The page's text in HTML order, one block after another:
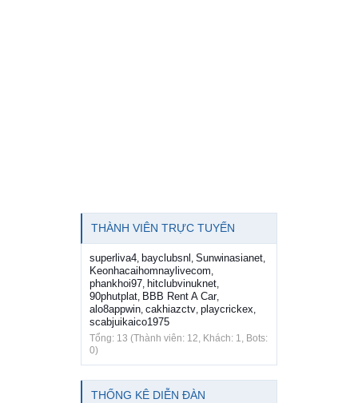
THÀNH VIÊN TRỰC TUYẾN
superliva4, bayclubsnl , Sunwinasianet,
Keonhacaihomnaylivecom,
phankhoi97, hitclubvinuknet,
90phutplat, BBB Rent A Car,
alo8appwin, cakhiazctv, playcrickex,
scabjuikaico1975
Tổng: 13 (Thành viên: 12, Khách: 1, Bots:
0)
THỐNG KÊ DIỄN ĐÀN